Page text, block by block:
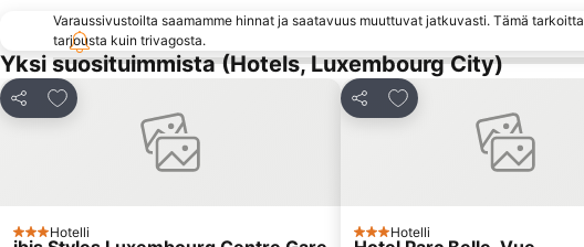
Varaussivustoilta saamamme hinnat ja saatavuus muuttuvat jatkuvasti. Tämä
tarjousta kuin trivagosta.
Yksi suosituimmista (Hotels, Luxembourg City)
Jaa
Lisää suosikkeihin
3 Tähtiluokitus
Hotelli
Jaa
Lisää suosikkeihin
3 Tähtiluokitus
Hotelli